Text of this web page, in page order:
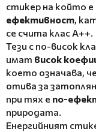
стикер на който е
ефективност,
се счита клас А++.
Тези с по-висок
имат висок
което означава,
отива за
при тях е по-
природата.
Енергийният